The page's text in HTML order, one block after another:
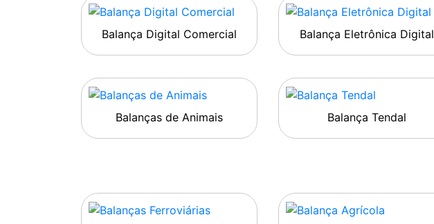
Balança Digital Comercial Balança Eletrônica Digital
Balanças de Animais
Balança Tendal